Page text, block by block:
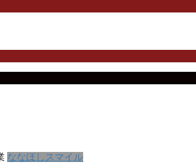
ななほしスマイル